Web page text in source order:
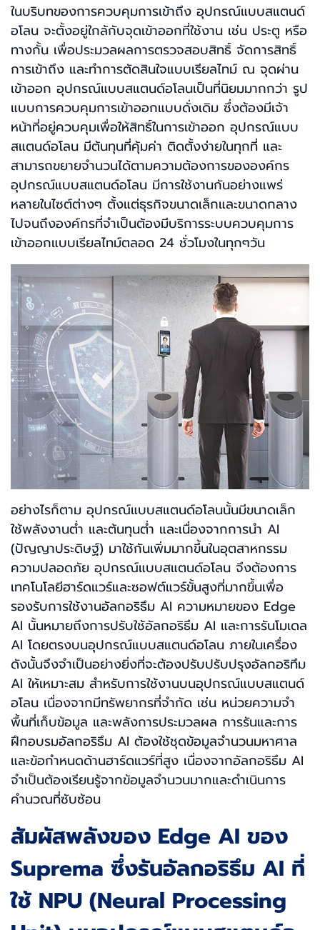
ในบริบทของการควบคุมการเข้าถึง อุปกรณ์แบบสแตนด์
อโลน จะตั้งอยู่ใกล้กับจุดเข้าออกที่ใช้งาน เช่น ประตู หรือ
ทางกั้น เพื่อประมวลผลการตรวจสอบสิทธิ์ จัดการสิทธิ์
การเข้าถึง และทำการตัดสินใจแบบเรียลไทม์ ณ จุดผ่าน
เข้าออก อุปกรณ์แบบสแตนด์อโลนเป็นที่นิยมมากกว่า รูป
แบบการควบคุมการเข้าออกแบบดั่งเดิม ซึ่งต้องมีเจ้า
หน้าที่อยู่ควบคุมเพื่อให้สิทธิ์ในการเข้าออก อุปกรณ์แบบ
สแตนด์อโลน มีต้นทุนที่คุ้มค่า ติดตั้งง่ายในทุกที่ และ
สามารถขยายจำนวนได้ตามความต้องการขององค์กร
อุปกรณ์แบบสแตนด์อโลน มีการใช้งานกันอย่างแพร่
หลายในไซต์ต่างๆ ตั้งแต่ธุรกิจขนาดเล็กและขนาดกลาง
ไปจนถึงองค์กรที่จำเป็นต้องมีบริการระบบควบคุมการ
เข้าออกแบบเรียลไทม์ตลอด 24 ชั่วโมงในทุกๆวัน
อย่างไรก็ตาม อุปกรณ์แบบสแตนด์อโลนนั้นมีขนาดเล็ก
ใช้พลังงานต่ำ และต้นทุนต่ำ และเนื่องจากการนำ AI
(ปัญญาประดิษฐ์) มาใช้กันเพิ่มมากขึ้นในอุตสาหกรรม
ความปลอดภัย อุปกรณ์แบบสแตนด์อโลน จึงต้องการ
เทคโนโลยีฮาร์ดแวร์และซอฟต์แวร์ขั้นสูงที่มากขึ้นเพื่อ
รองรับการใช้งานอัลกอริธึม AI ความหมายของ Edge
AI นั้นหมายถึงการปรับใช้อัลกอริธึม AI และการรันโมเดล
AI โดยตรงบนอุปกรณ์แบบสแตนด์อโลน ภายในเครื่อง
ดังนั้นจึงจำเป็นอย่างยิ่งที่จะต้องปรับปรับปรุงอัลกอริทึม
AI ให้เหมาะสม สำหรับการใช้งานบนอุปกรณ์แบบสแตนด์
อโลน เนื่องจากมีทรัพยากรที่จำกัด เช่น หน่วยความจำ
พื้นที่เก็บข้อมูล และพลังการประมวลผล การรันและการ
ฝึกอบรมอัลกอริธึม AI ต้องใช้ชุดข้อมูลจำนวนมหาศาล
และข้อกำหนดด้านฮาร์ดแวร์ที่สูง เนื่องจากอัลกอริธึม AI
จำเป็นต้องเรียนรู้จากข้อมูลจำนวนมากและดำเนินการ
คำนวณที่ซับซ้อน
สัมผัสพลังของ Edge AI ของ
Suprema ซึ่งรันอัลกอริธึม AI ที่
ใช้ NPU (Neural Processing